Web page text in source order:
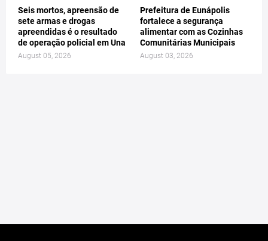
Seis mortos, apreensão de
sete armas e drogas
apreendidas é o resultado
de operação policial em Una
August 05, 2026
Prefeitura de Eunápolis
fortalece a segurança
alimentar com as Cozinhas
Comunitárias Municipais
August 03, 2026